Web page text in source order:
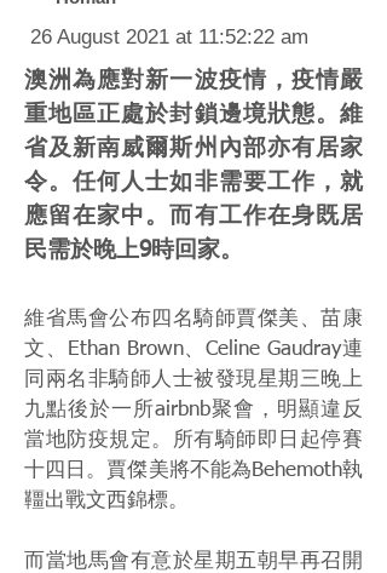
26 August 2021 at 11:52:22 am
澳洲為應對新一波疫情，疫情嚴
重地區正處於封鎖邊境狀態。維
省及新南威爾斯州內部亦有居家
令。任何人士如非需要工作，就
應留在家中。而有工作在身既居
民需於晚上9時回家。
維省馬會公布四名騎師賈傑美、苗康
文、Ethan Brown、Celine Gaudray連
同兩名非騎師人士被發現星期三晚上
九點後於一所airbnb聚會，明顯違反
當地防疫規定。所有騎師即日起停賽
十四日。賈傑美將不能為Behemoth執
韁出戰文西錦標。
而當地馬會有意於星期五朝早再召開